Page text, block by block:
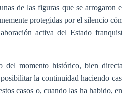
de las figuras que se arrogaron
protegidas por el silencio
activa del Estado
momento histórico, bien
la continuidad haciendo
casos o, cuando las ha habido,